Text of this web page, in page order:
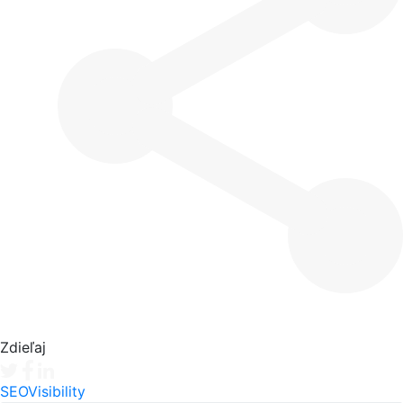
Zdieľaj
SEOVisibility